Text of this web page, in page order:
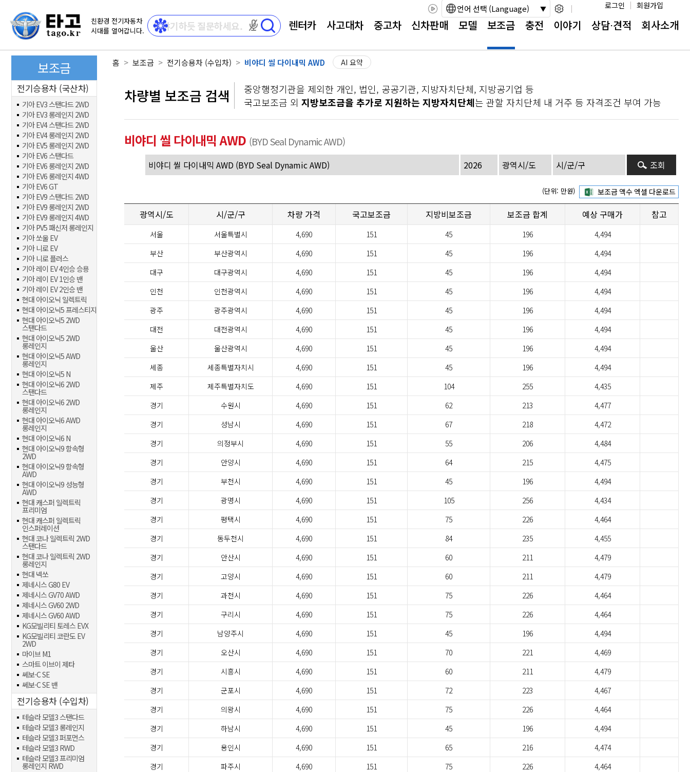
친환경 전기자동차
시대를 열어갑니다.
마이크 권한이 필요합니다
로그인 회원가입
언어 선택 (Language)
렌터카 사고대차 중고차 신차판매 모델 보조금 충전 이야기 상담⋅견적 회사소개
홈 보조금 전기승용차 (수입차) 비야디 씰 다이내믹 AWD AI 요약
보조금
전기승용차 (국산차)
기아 EV3 스탠다드 2WD
기아 EV3 롱레인지 2WD
기아 EV4 스탠다드 2WD
기아 EV4 롱레인지 2WD
기아 EV5 롱레인지 2WD
기아 EV6 스탠다드
기아 EV6 롱레인지 2WD
기아 EV6 롱레인지 4WD
기아 EV6 GT
기아 EV9 스탠다드 2WD
기아 EV9 롱레인지 2WD
기아 EV9 롱레인지 4WD
기아 PV5 패신저 롱레인지
기아 쏘울 EV
기아 니로 EV
기아 니로 플러스
기아 레이 EV 4인승 승용
기아 레이 EV 1인승 밴
기아 레이 EV 2인승 밴
현대 아이오닉 일렉트릭
현대 아이오닉5 프레스티지
현대 아이오닉5 2WD
스탠다드
현대 아이오닉5 2WD
롱레인지
현대 아이오닉5 AWD
롱레인지
현대 아이오닉5 N
현대 아이오닉6 2WD
스탠다드
현대 아이오닉6 2WD
롱레인지
현대 아이오닉6 AWD
롱레인지
현대 아이오닉6 N
현대 아이오닉9 항속형
2WD
현대 아이오닉9 항속형
AWD
현대 아이오닉9 성능형
AWD
현대 캐스퍼 일렉트릭
프리미엄
현대 캐스퍼 일렉트릭
인스퍼레이션
현대 코나 일렉트릭 2WD
스탠다드
현대 코나 일렉트릭 2WD
롱레인지
현대 넥쏘
제네시스 G80 EV
제네시스 GV70 AWD
제네시스 GV60 2WD
제네시스 GV60 AWD
KG모빌리티 토레스 EVX
KG모빌리티 코란도 EV
2WD
마이브 M1
스마트 이브이 제타
쎄보-C SE
쎄보-C SE 밴
전기승용차 (수입차)
테슬라 모델3 스탠다드
테슬라 모델3 롱레인지
테슬라 모델3 퍼포먼스
테슬라 모델3 RWD
테슬라 모델3 프리미엄
롱레인지 RWD
차량별 보조금 검색
중앙행정기관을 제외한 개인, 법인, 공공기관, 지방자치단체, 지방공기업 등
국고보조금 외 지방보조금을 추가로 지원하는 지방자치단체는 관할 자치단체 내 거주 등 자격조건 부여 가능
비야디 씰 다이내믹 AWD (BYD Seal Dynamic AWD)
조회
(단위: 만원)
광역시/도 시/군/구 차량 가격 국고보조금 지방비보조금 보조금 합계 예상 구매가 참고
서울 서울특별시 4,690 151 45 196
4,494
부산
부산광역시 4,690 151 45 196
4,494
대구
대구광역시 4,690 151 45 196
4,494
인천
인천광역시 4,690 151 45 196
4,494
광주
광주광역시 4,690 151 45 196
4,494
대전
대전광역시 4,690 151 45 196
4,494
울산
울산광역시 4,690 151 45 196
4,494
세종
세종특별자치시 4,690 151 45 196
4,494
제주
제주특별자치도 4,690 151 104 255
4,435
경기
수원시 4,690 151 62 213
4,477
경기
성남시 4,690 151 67 218
4,472
경기
의정부시 4,690 151 55 206
4,484
경기
안양시 4,690 151 64 215
4,475
경기
부천시 4,690 151 45 196
4,494
경기
광명시 4,690 151 105 256
4,434
경기
평택시 4,690 151 75 226
4,464
경기
동두천시 4,690 151 84 235
4,455
경기
안산시 4,690 151 60 211
4,479
경기
고양시 4,690 151 60 211
4,479
경기
과천시 4,690 151 75 226
4,464
경기
구리시 4,690 151 75 226
4,464
경기
남양주시 4,690 151 45 196
4,494
경기
오산시 4,690 151 70 221
4,469
경기
시흥시 4,690 151 60 211
4,479
경기
군포시 4,690 151 72 223
4,467
경기
의왕시 4,690 151 75 226
4,464
경기
하남시 4,690 151 45 196
4,494
경기
용인시 4,690 151 65 216
4,474
경기
파주시 4,690 151 75 226
4,464